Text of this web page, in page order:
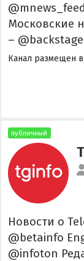
Московские
–
Канал размещен
публичный
Новости о
@betainfo
@infoton